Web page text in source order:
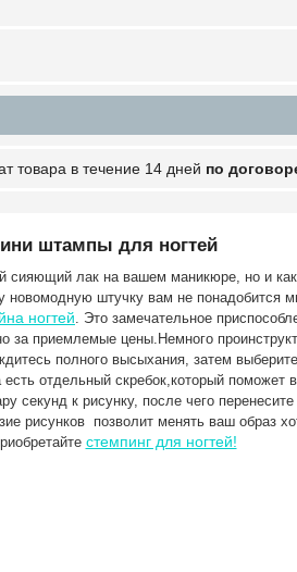
товара в течение 14 дней по
штампы для ногтей
лак на вашем маникюре, но и как
новомодную штучку вам не понадобится
ногтей. Это замечательное
приемлемые цены.Немного
полного высыхания, затем
отдельный скребок,который поможет
к рисунку, после чего
рисунков позволит менять ваш образ
стемпинг для ногтей!